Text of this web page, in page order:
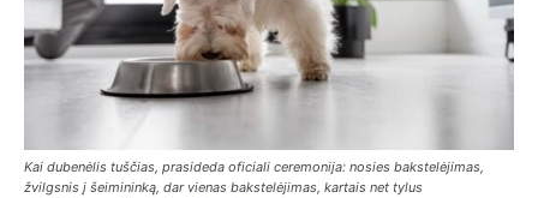
Kai dubenėlis tuščias, prasideda oficiali ceremonija: nosies bakstelėjimas,
žvilgsnis į šeimininką, dar vienas bakstelėjimas, kartais net tylus